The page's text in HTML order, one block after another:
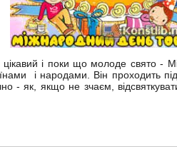
і поки що молоде свято -
і народами. Він проходить
- як, якщо не зчаєм,